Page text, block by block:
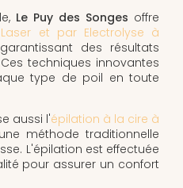
Le Puy des Songes offre
et par Electrolyse à
des résultats
techniques innovantes
type de poil en toute
aussi l'épilation à la cire à
méthode traditionnelle
L'épilation est effectuée
pour assurer un confort